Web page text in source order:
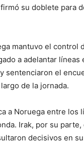
su doblete para
mantuvo el
a adelantar
sentenciaron el
de la jornada.
a Noruega entre
Irak, por su
decisivos en